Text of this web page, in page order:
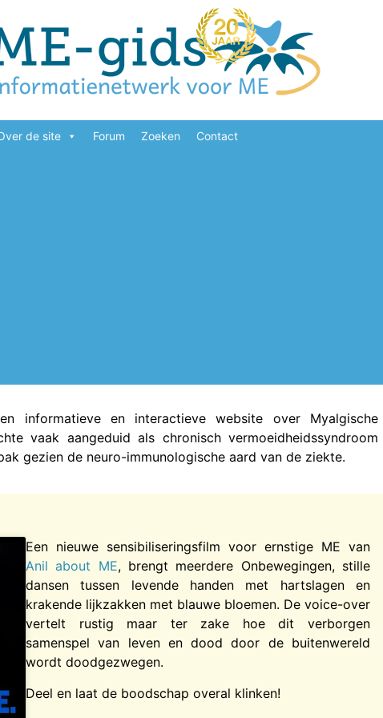
de site Forum Zoeken Contact
informatieve en interactieve website over Myalgische
vaak aangeduid als chronisch vermoeidheidssyndroom
gezien de neuro-immunologische aard van de ziekte.
Een nieuwe sensibiliseringsfilm voor ernstige ME van
Anil about ME, brengt meerdere Onbewegingen, stille
dansen tussen levende handen met hartslagen en
krakende lijkzakken met blauwe bloemen. De voice-over
vertelt rustig maar ter zake hoe dit verborgen
samenspel van leven en dood door de buitenwereld
wordt doodgezwegen.
Deel en laat de boodschap overal klinken!